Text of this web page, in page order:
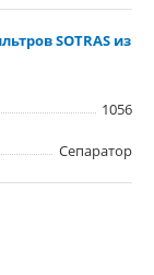
SOTRAS из
1056
Сепаратор